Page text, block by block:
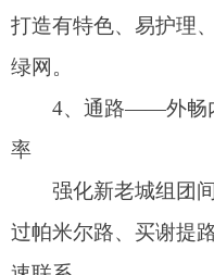
基于阿图什市城市总
景观格局，中心城区整体
老城区、新城区、产业区
貌结构，构建阿图什边塞
2、色彩引导
规划对老城和新城进